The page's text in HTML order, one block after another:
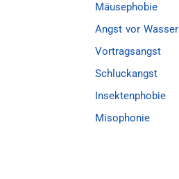
Mäusephobie
Angst vor Wasser
Vortragsangst
Schluckangst
Insektenphobie
Misophonie